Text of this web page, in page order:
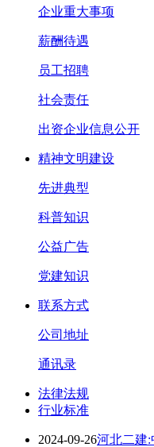
企业重大事项
薪酬待遇
员工招聘
社会责任
出资企业信息公开
精神文明建设
先进典型
科普知识
公益广告
党建知识
联系方式
公司地址
通讯录
法律法规
行业标准
2024-09-26河北二建: